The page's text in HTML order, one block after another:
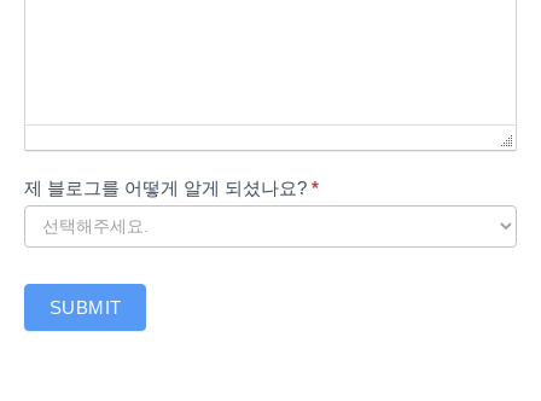
제 블로그를 어떻게 알게 되셨나요? *
SUBMIT